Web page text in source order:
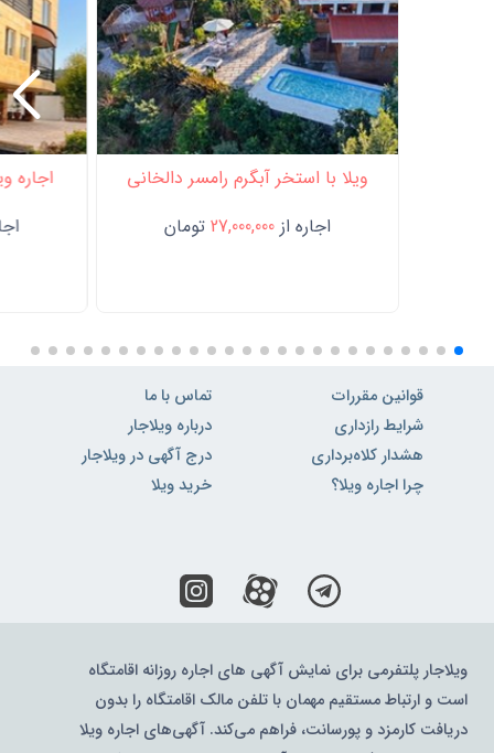
ویلا با استخر آبگرم رامسر دالخانی
اجاره از 27,000,000 تومان
اجاره
قوانین مقررات
شرایط رازداری
هشدار کلاه‌برداری
چرا اجاره ویلا؟
تماس با ما
درباره ویلاجار
درج آگهی در ویلاجار
خرید ویلا
ویلاجار پلتفرمی برای نمایش آگهی های اجاره روزانه اقامتگاه
است و ارتباط مستقیم مهمان با تلفن مالک اقامتگاه را بدون
دریافت کارمزد و پورسانت، فراهم می‌کند. آگهی‌های اجاره ویلا